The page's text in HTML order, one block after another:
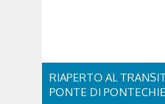
RIAPERTO AL
PONTE DI